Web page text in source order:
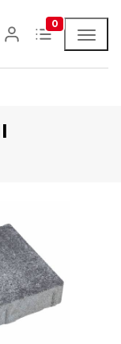
0